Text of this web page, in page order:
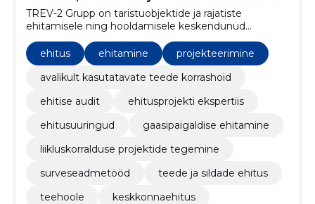
TREV-2 Grupp on taristuobjektide ja rajatiste
ehitamisele ning hooldamisele keskendunud
ettevõte.
ehitus
ehitamine
projekteerimine
avalikult kasutatavate teede korrashoid
ehitise audit
ehitusprojekti ekspertiis
ehitusuuringud
gaasipaigaldise ehitamine
liikluskorralduse projektide tegemine
surveseadmetööd
teede ja sildade ehitus
teehoole
keskkonnaehitus